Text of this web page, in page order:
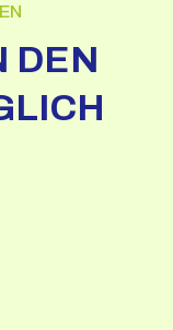
DEN